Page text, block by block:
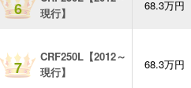
6
現行】
68.3万円
7
CRF250L【2012～
現行】
68.3万円